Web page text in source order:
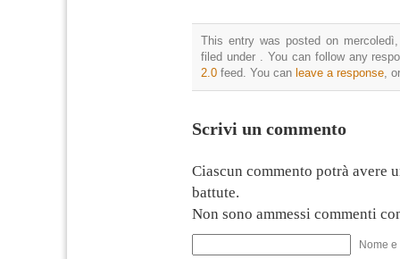
This entry was posted on
filed under . You can follow any
2.0 feed. You can leave a response,
Scrivi un commento
Ciascun commento potrà avere
battute.
Non sono ammessi commenti
Nome